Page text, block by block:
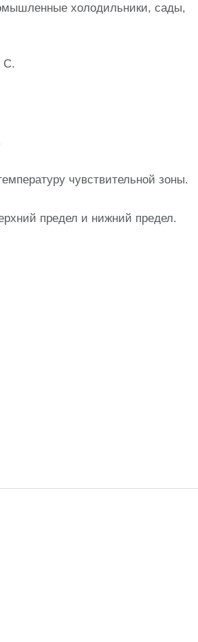
холодильники, сады,
С.
чувствительной зоны.
предел и нижний предел.